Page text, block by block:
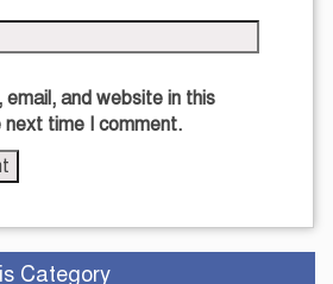
email, and website in this
time I comment.
Category